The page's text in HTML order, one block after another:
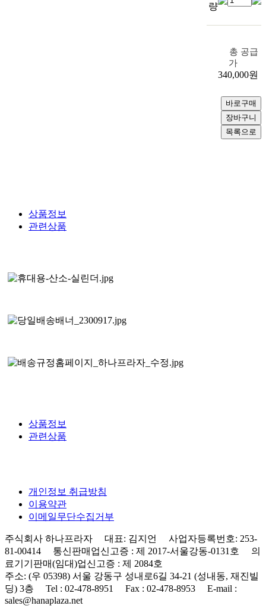
량
총 공급
가
340,000원
상품정보
관련상품
상품정보
관련상품
개인정보 취급방침
이용약관
이메일무단수집거부
주식회사 하나프라자 대표: 김지언 사업자등록번호: 253-
81-00414 통신판매업신고증 : 제 2017-서울강동-0131호 의
료기기판매(임대)업신고증 : 제 2084호
주소: (우 05398) 서울 강동구 성내로6길 34-21 (성내동, 재진빌
딩) 3층 Tel : 02-478-8951 Fax : 02-478-8953 E-mail :
sales@hanaplaza.net